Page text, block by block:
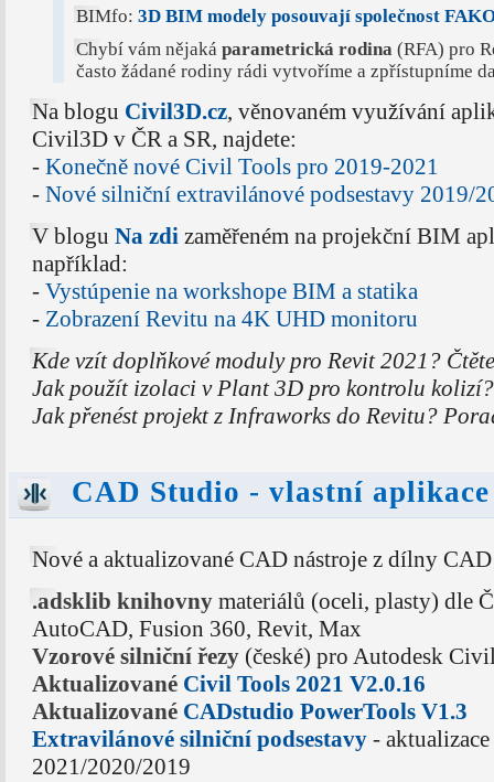
BIMfo:3D BIM modely posouvají společnost
Chybí vám nějakáparametrická rodina (RFA) pro
často žádané rodiny rádi vytvoříme a zpřístupníme
Na blogu Civil3D.cz, věnovaném využívání
Civil3D v ČR a SR, najdete:
- Konečně nové Civil Tools pro 2019-2021
- Nové silniční extravilánové podsestavy 2019/
V blogu Na zdizaměřeném na projekční BIM
například:
- Vystúpenie na workshope BIM a statika
- Zobrazení Revitu na 4K UHD monitoru
Kde vzít doplňkové moduly pro Revit 2021?
Jak použít izolaci v Plant 3D pro kontrolu
Jak přenést projekt z Infraworks do Revitu?
CAD Studio - vlastní aplikace
Nové a aktualizované CAD nástroje z dílny
.adsklib knihovnymateriálů (oceli, plasty) dle
AutoCAD, Fusion 360, Revit, Max
Vzorové silniční řezy(české) pro Autodesk
Aktualizované Civil Tools 2021 V2.0.16
Aktualizované CADstudio PowerTools V1.3
Extravilánové silniční podsestavy-
2021/2020/2019